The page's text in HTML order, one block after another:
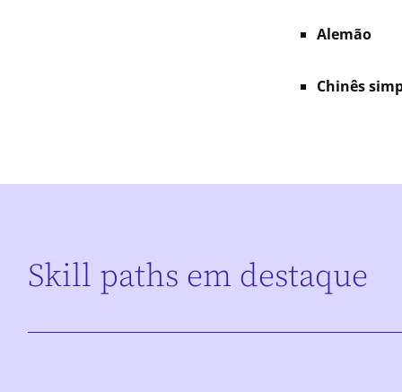
Alemão
Chinês
Skill paths em destaque